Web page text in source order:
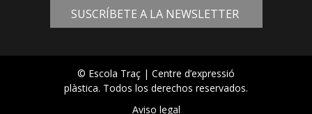
SUSCRÍBETE A LA NEWSLETTER
© Escola Traç | Centre d’expressió
plàstica. Todos los derechos reservados.
Aviso legal